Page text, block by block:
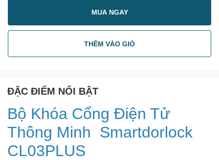
MUA NGAY
THÊM VÀO GIỎ
ĐẶC ĐIỂM NỔI BẬT
Bộ Khóa Cổng Điện Tử
Thông Minh Smartdorlock
CL03PLUS